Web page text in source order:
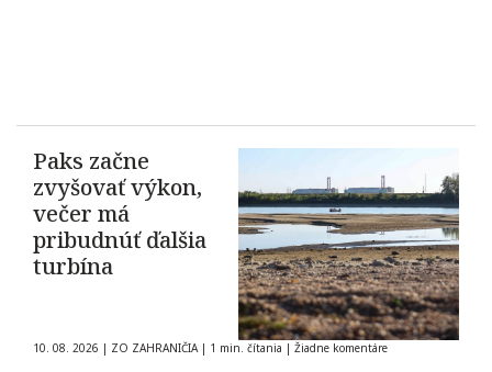
Paks začne
zvyšovať výkon,
večer má
pribudnúť ďalšia
turbína
10. 08. 2026 | ZO ZAHRANIČIA | 1 min. čítania | Žiadne komentáre